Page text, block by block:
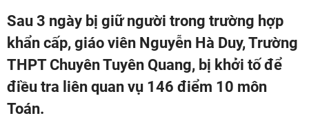
Sau 3 ngày bị giữ người trong trường hợp
khẩn cấp, giáo viên Nguyễn Hà Duy, Trường
THPT Chuyên Tuyên Quang, bị khởi tố để
điều tra liên quan vụ 146 điểm 10 môn
Toán.